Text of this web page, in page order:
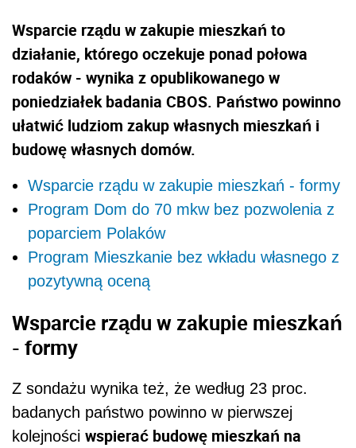
Wsparcie rządu w zakupie mieszkań to
działanie, którego oczekuje ponad połowa
rodaków - wynika z opublikowanego w
poniedziałek badania CBOS. Państwo powinno
ułatwić ludziom zakup własnych mieszkań i
budowę własnych domów.
Wsparcie rządu w zakupie mieszkań - formy
Program Dom do 70 mkw bez pozwolenia z
poparciem Polaków
Program Mieszkanie bez wkładu własnego z
pozytywną oceną
Wsparcie rządu w zakupie mieszkań
- formy
Z sondażu wynika też, że według 23 proc.
badanych państwo powinno w pierwszej
kolejności wspierać budowę mieszkań na